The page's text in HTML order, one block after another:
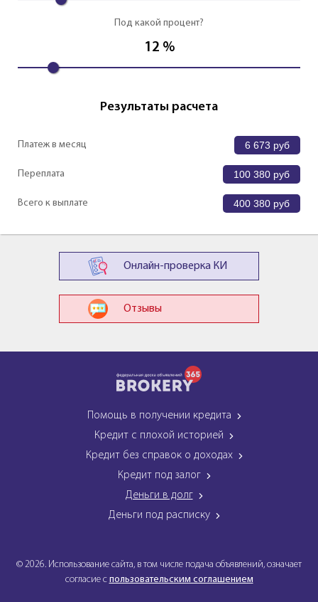
Под какой процент?
12 %
Результаты расчета
Платеж в месяц 6 673 руб
Переплата 100 380 руб
Всего к выплате 400 380 руб
Онлайн-проверка КИ
Отзывы
Помощь в получении кредита
Кредит с плохой историей
Кредит без справок о доходах
Кредит под залог
Деньги в долг
Деньги под расписку
© 2026. Использование сайта, в том числе подача объявлений, означает
согласие с пользовательским соглашением